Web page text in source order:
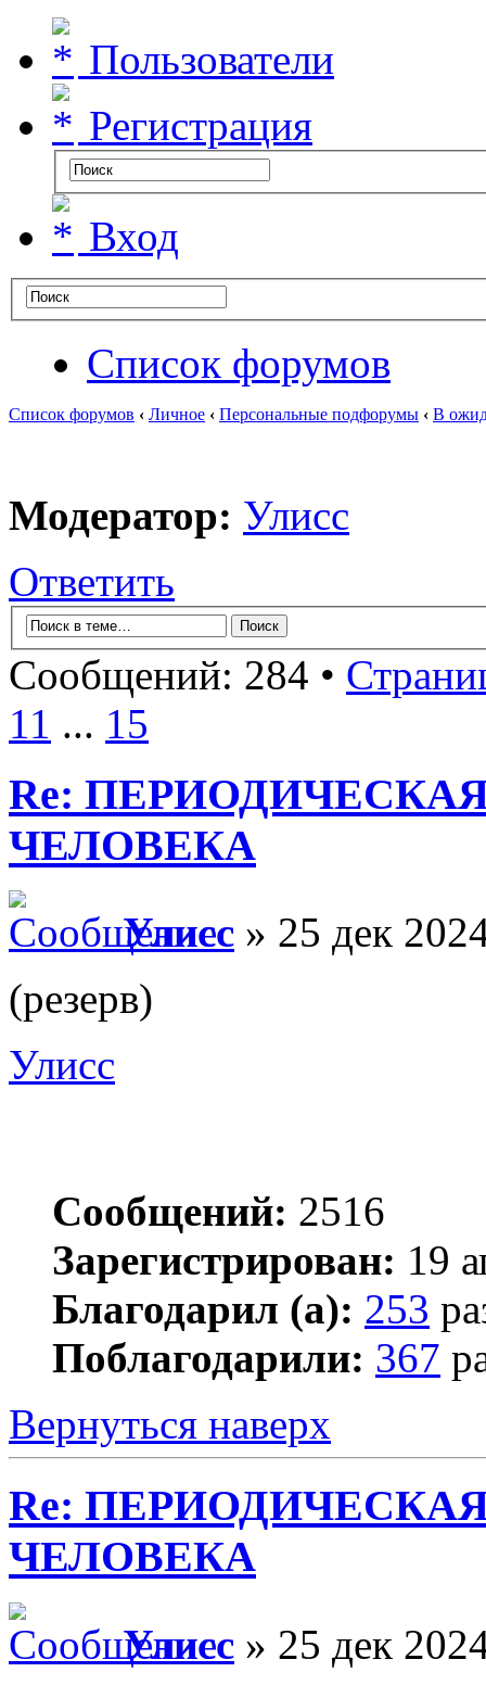
Пользователи
Регистрация
Вход
Список форумов
Список форумов ‹ Личное ‹ Персональные подфорумы ‹ В
Модератор: Улисс
Ответить
Сообщений: 284 •
11 ... 15
Re:
ЧЕЛОВЕКА
Улисс » 25 дек
(резерв)
Улисс
Сообщений: 2516
Зарегистрирован: 19
Благодарил (а): 253
Поблагодарили: 367
Вернуться наверх
Re:
ЧЕЛОВЕКА
Улисс » 25 дек